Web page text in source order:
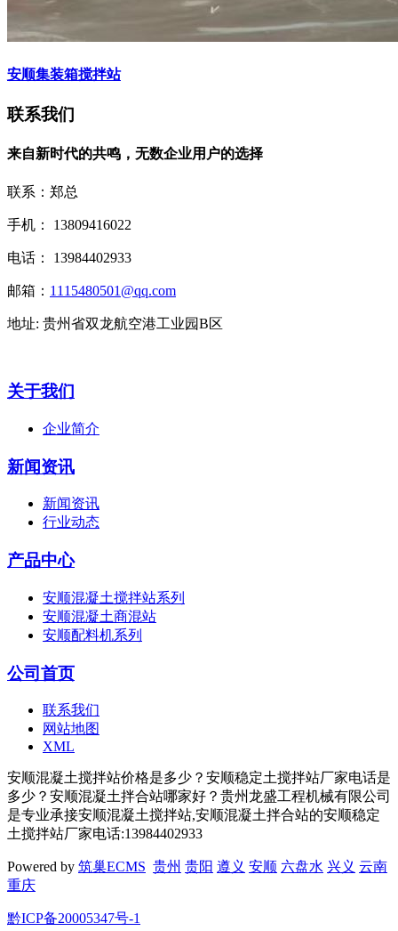
安顺集装箱搅拌站
联系我们
来自新时代的共鸣，无数企业用户的选择
联系：郑总
手机： 13809416022
电话： 13984402933
邮箱： 1115480501@qq.com
地址: 贵州省双龙航空港工业园B区
关于我们
企业简介
新闻资讯
新闻资讯
行业动态
产品中心
安顺混凝土搅拌站系列
安顺混凝土商混站
安顺配料机系列
公司首页
联系我们
网站地图
XML
安顺混凝土搅拌站价格是多少？安顺稳定土搅拌站厂家电话是
多少？安顺混凝土拌合站哪家好？贵州龙盛工程机械有限公司
是专业承接安顺混凝土搅拌站,安顺混凝土拌合站的安顺稳定
土搅拌站厂家电话:13984402933
Powered by 筑巢ECMS 贵州 贵阳 遵义 安顺 六盘水 兴义 云南
重庆
黔ICP备20005347号-1